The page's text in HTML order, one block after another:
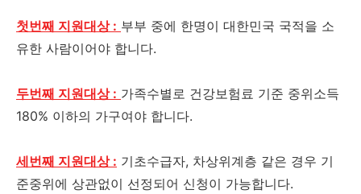
첫번째 지원대상 : 부부 중에 한명이 대한민국 국적을 소
유한 사람이어야 합니다.
두번째 지원대상 : 가족수별로 건강보험료 기준 중위소득
180% 이하의 가구여야 합니다.
세번째 지원대상 : 기초수급자, 차상위계층 같은 경우 기
준중위에 상관없이 선정되어 신청이 가능합니다.